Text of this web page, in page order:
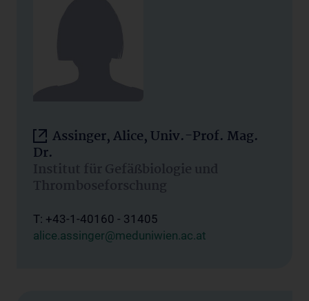
Assinger, Alice, Univ.-Prof. Mag.
Dr.
Institut für Gefäßbiologie und
Thromboseforschung
T: +43-1-40160 - 31405
alice.assinger@meduniwien.ac.at